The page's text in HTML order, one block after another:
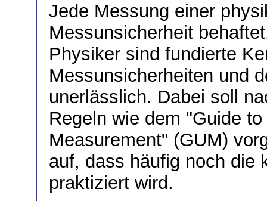
Jede Messung einer
Messunsicherheit
Physiker sind fundierte
Messunsicherheiten und
unerlässlich. Dabei soll
Regeln wie dem "Guide
Measurement" (GUM)
auf, dass häufig noch die
praktiziert wird.